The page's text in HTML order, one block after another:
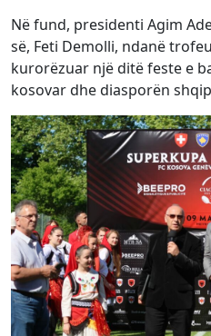
Në fund, presidenti Agim
së, Feti Demolli, ndanë
kurorëzuar një ditë feste e
kosovar dhe diasporën